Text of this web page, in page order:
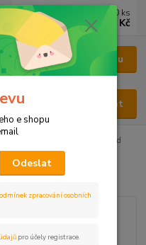
Menu
Hledat
0 ks
0 Kč
Kopr plod
e shopu
Odeslat
zpracování osobních
pro účely registrace.